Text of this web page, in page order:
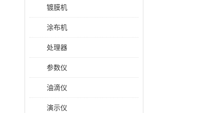
镀膜机
涂布机
处理器
参数仪
油滴仪
演示仪